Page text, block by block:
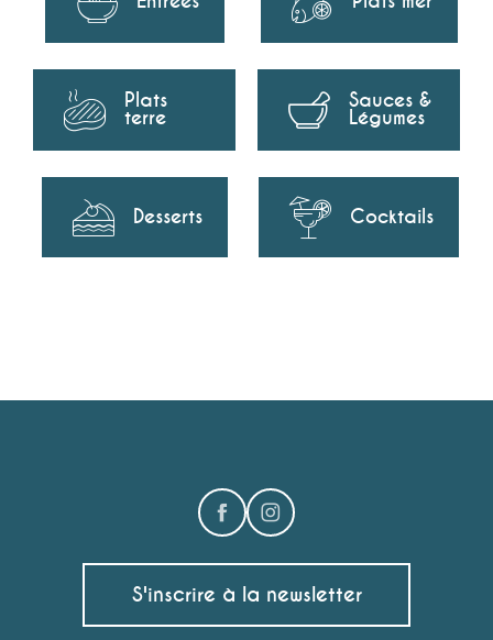
Plats
terre
Sauces &
Légumes
Desserts Cocktails
S'inscrire à la newsletter